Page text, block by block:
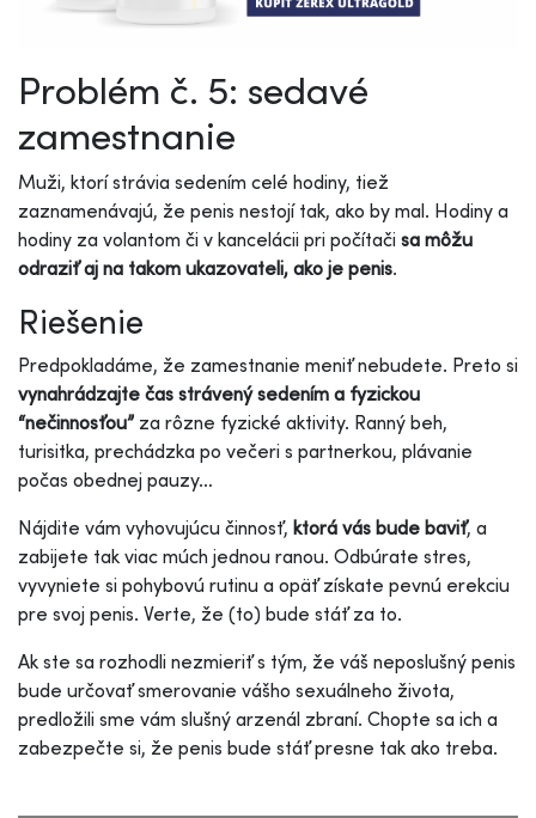
Problém č. 5: sedavé
zamestnanie
Muži, ktorí strávia sedením celé hodiny, tiež
zaznamenávajú, že penis nestojí tak, ako by mal. Hodiny a
hodiny za volantom či v kancelácii pri počítači sa môžu
odraziť aj na takom ukazovateli, ako je penis.
Riešenie
Predpokladáme, že zamestnanie meniť nebudete. Preto si
vynahrádzajte čas strávený sedením a fyzickou
“nečinnosťou” za rôzne fyzické aktivity. Ranný beh,
turisitka, prechádzka po večeri s partnerkou, plávanie
počas obednej pauzy…
Nájdite vám vyhovujúcu činnosť, ktorá vás bude baviť, a
zabijete tak viac múch jednou ranou. Odbúrate stres,
vyvyniete si pohybovú rutinu a opäť získate pevnú erekciu
pre svoj penis. Verte, že (to) bude stáť za to.
Ak ste sa rozhodli nezmieriť s tým, že váš neposlušný penis
bude určovať smerovanie vášho sexuálneho života,
predložili sme vám slušný arzenál zbraní. Chopte sa ich a
zabezpečte si, že penis bude stáť presne tak ako treba.